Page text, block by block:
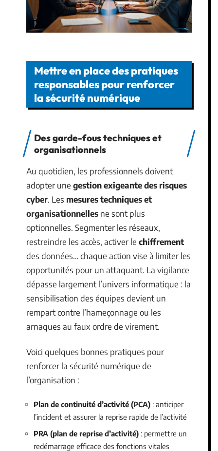
Mettre en place des pratiques
responsables pour renforcer
la sécurité numérique
Des garde-fous techniques et
organisationnels
Au quotidien, les professionnels doivent
adopter une gestion exigeante des risques
cyber. Les mesures techniques et
organisationnelles ne sont plus
optionnelles. Segmenter les réseaux,
restreindre les accès, activer le chiffrement
des données… chaque action vise à limiter les
opportunités pour un attaquant. La vigilance
dépasse largement l’univers informatique : la
sensibilisation des équipes devient un
rempart contre l’hameçonnage ou les
arnaques au faux ordre de virement.
Voici quelques bonnes pratiques pour
renforcer la sécurité numérique de
l’organisation :
Plan de continuité d’activité (PCA) : anticiper
l’incident et assurer la reprise rapide de l’activité
PRA (plan de reprise d’activité) : permettre un
redémarrage efficace des fonctions vitales